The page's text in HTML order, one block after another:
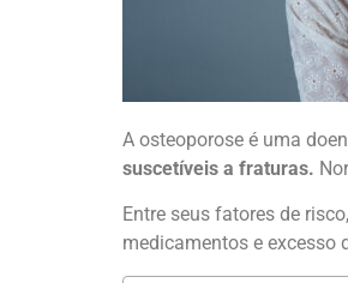
A osteoporose é uma
suscetíveis a fraturas.
Entre seus fatores de
medicamentos e excesso